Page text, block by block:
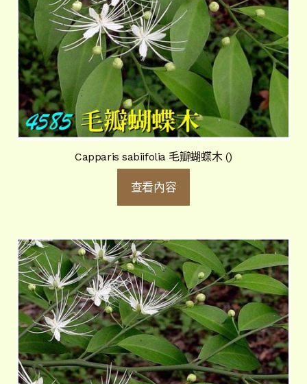
Capparis sabiifolia 毛瓣蝴蝶木 ()
查看內容